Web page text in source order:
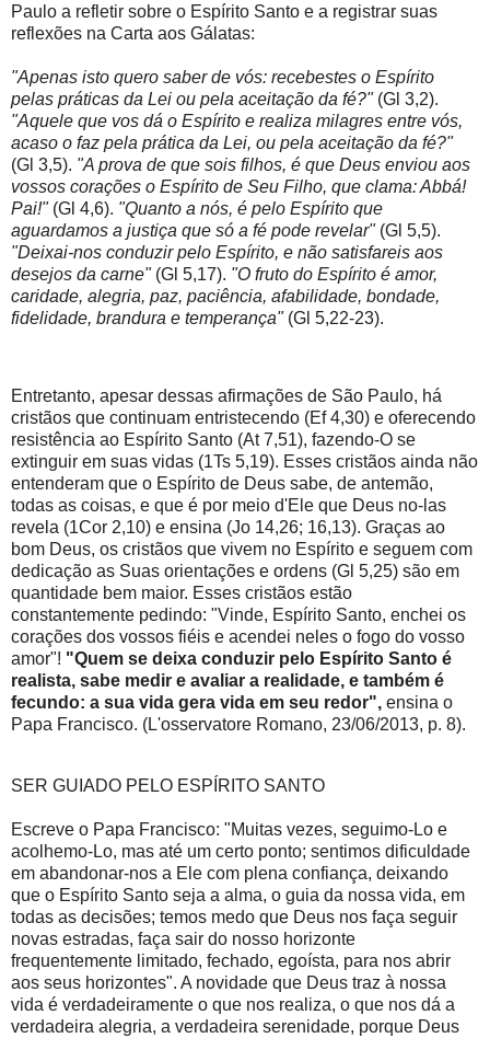
Paulo a refletir sobre o Espírito Santo e a registrar suas
reflexões na Carta aos Gálatas:
"Apenas isto quero saber de vós: recebestes o Espírito
pelas práticas da Lei ou pela aceitação da fé?"(Gl 3,2).
"Aquele que vos dá o Espírito e realiza milagres entre vós,
acaso o faz pela prática da Lei, ou pela aceitação da fé?"
(Gl 3,5). "A prova de que sois filhos, é que Deus enviou aos
vossos corações o Espírito de Seu Filho, que clama: Abbá!
Pai!"(Gl 4,6). "Quanto a nós, é pelo Espírito que
aguardamos a justiça que só a fé pode revelar"(Gl 5,5).
"Deixai-nos conduzir pelo Espírito, e não satisfareis aos
desejos da carne"(Gl 5,17). "O fruto do Espírito é amor,
caridade, alegria, paz, paciência, afabilidade, bondade,
fidelidade, brandura e temperança"(Gl 5,22-23).
Entretanto, apesar dessas afirmações de São Paulo, há
cristãos que continuam entristecendo (Ef 4,30) e oferecendo
resistência ao Espírito Santo (At 7,51), fazendo-O se
extinguir em suas vidas (1Ts 5,19). Esses cristãos ainda não
entenderam que o Espírito de Deus sabe, de antemão,
todas as coisas, e que é por meio d'Ele que Deus no-las
revela (1Cor 2,10) e ensina (Jo 14,26; 16,13). Graças ao
bom Deus, os cristãos que vivem no Espírito e seguem com
dedicação as Suas orientações e ordens (Gl 5,25) são em
quantidade bem maior. Esses cristãos estão
constantemente pedindo: "Vinde, Espírito Santo, enchei os
corações dos vossos fiéis e acendei neles o fogo do vosso
amor"! "Quem se deixa conduzir pelo Espírito Santo é
realista, sabe medir e avaliar a realidade, e também é
fecundo: a sua vida gera vida em seu redor", ensina o
Papa Francisco. (L'osservatore Romano, 23/06/2013, p. 8).
SER GUIADO PELO ESPÍRITO SANTO
Escreve o Papa Francisco: "Muitas vezes, seguimo-Lo e
acolhemo-Lo, mas até um certo ponto; sentimos dificuldade
em abandonar-nos a Ele com plena confiança, deixando
que o Espírito Santo seja a alma, o guia da nossa vida, em
todas as decisões; temos medo que Deus nos faça seguir
novas estradas, faça sair do nosso horizonte
frequentemente limitado, fechado, egoísta, para nos abrir
aos seus horizontes". A novidade que Deus traz à nossa
vida é verdadeiramente o que nos realiza, o que nos dá a
verdadeira alegria, a verdadeira serenidade, porque Deus